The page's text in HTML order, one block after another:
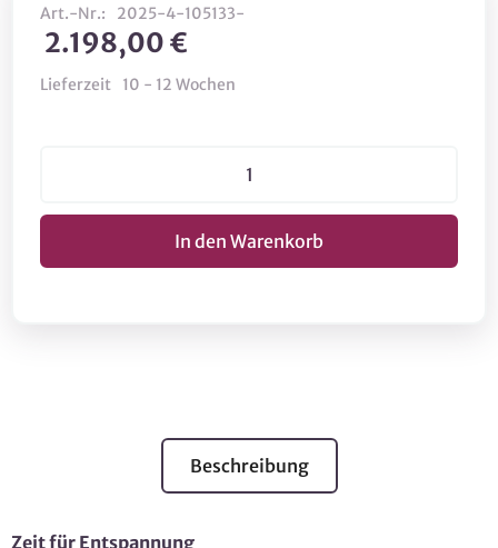
Art.-Nr.: 2025-4-105133-
2.198,00 €
Lieferzeit 10 - 12 Wochen
Beschreibung
Zeit für Entspannung